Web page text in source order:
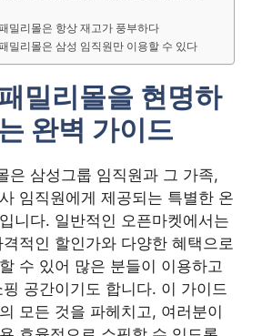
밀리몰은 항상 재고가 풍부하다
밀리몰은 삼성 임직원만 이용할 수 있다
밀리몰을 현명하
완벽 가이드
은 삼성그룹 임직원과 그 가족,
임직원에게 제공되는 특별한 온
니다. 일반적인 오픈마켓에서는
적인 할인가와 다양한 혜택으로
수 있어 많은 분들이 이용하고
공간이기도 합니다. 이 가이드
모든 것을 파헤치고, 여러분이